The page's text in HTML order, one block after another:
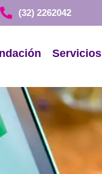
(32) 2262042
Servicios